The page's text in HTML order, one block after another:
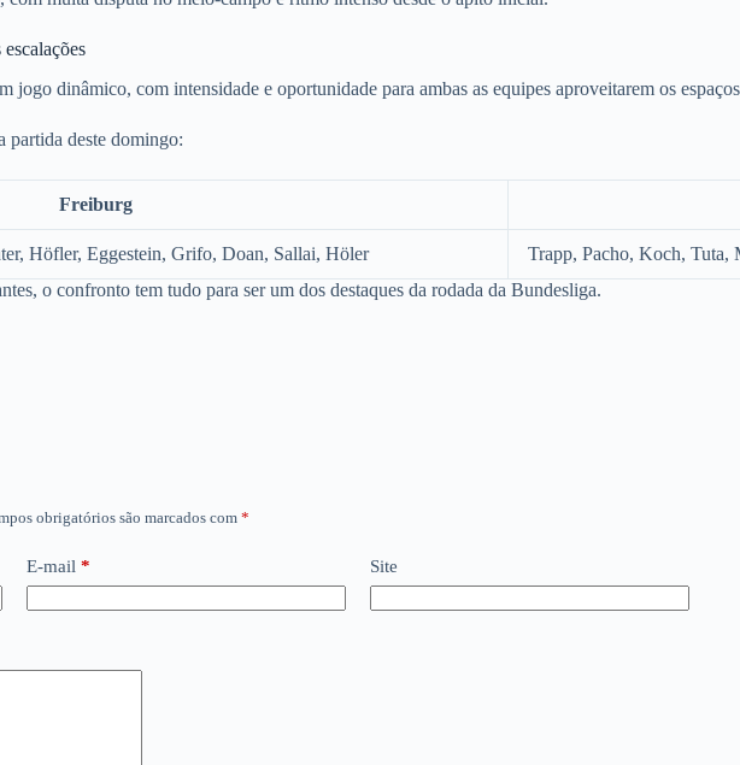
jogo dinâmico, com intensidade e oportunidade para ambas as equipes aproveitarem os
partida deste domingo:
Freiburg
Höfler, Eggestein, Grifo, Doan, Sallai, Höler
Trapp, Pacho, Koch,
o confronto tem tudo para ser um dos destaques da rodada da Bundesliga.
obrigatórios são marcados com *
E-mail * Site